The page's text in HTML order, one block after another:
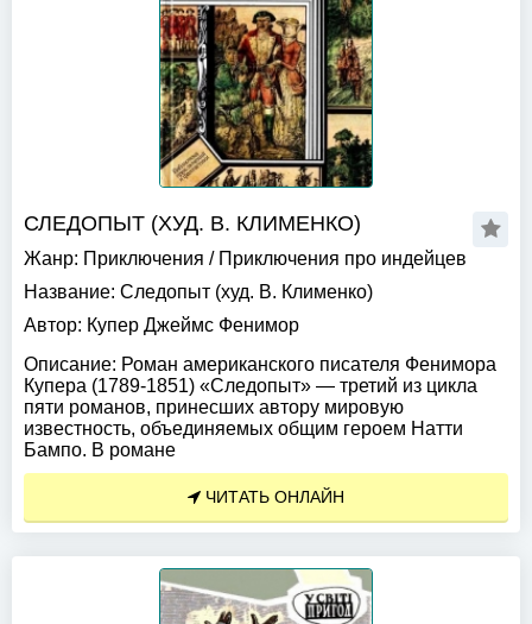
СЛЕДОПЫТ (ХУД. В. КЛИМЕНКО)
Жанр: Приключения / Приключения про индейцев
Название: Следопыт (худ. В. Клименко)
Автор: Купер Джеймс Фенимор
Описание: Роман американского писателя Фенимора
Купера (1789-1851) «Следопыт» — третий из цикла
пяти романов, принесших автору мировую
известность, объединяемых общим героем Натти
Бампо. В романе
ЧИТАТЬ ОНЛАЙН